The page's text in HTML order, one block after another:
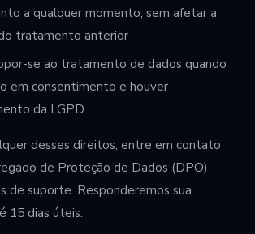
a qualquer momento, sem afetar a
tratamento anterior
se ao tratamento de dados quando
em consentimento e houver
da LGPD
desses direitos, entre em contato
de Proteção de Dados (DPO)
de suporte. Responderemos sua
15 dias úteis.